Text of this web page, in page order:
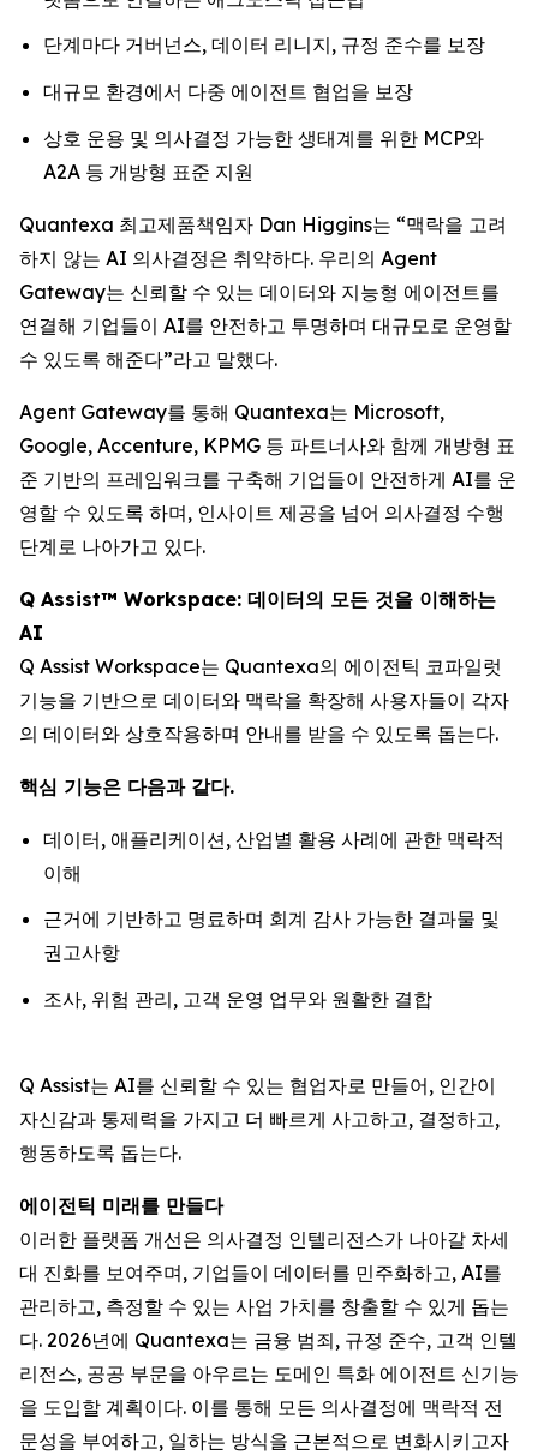
단계마다 거버넌스, 데이터 리니지, 규정 준수를 보장
대규모 환경에서 다중 에이전트 협업을 보장
상호 운용 및 의사결정 가능한 생태계를 위한 MCP와
A2A 등 개방형 표준 지원
Quantexa 최고제품책임자 Dan Higgins는 “맥락을 고려
하지 않는 AI 의사결정은 취약하다. 우리의 Agent
Gateway는 신뢰할 수 있는 데이터와 지능형 에이전트를
연결해 기업들이 AI를 안전하고 투명하며 대규모로 운영할
수 있도록 해준다”라고 말했다.
Agent Gateway를 통해 Quantexa는 Microsoft,
Google, Accenture, KPMG 등 파트너사와 함께 개방형 표
준 기반의 프레임워크를 구축해 기업들이 안전하게 AI를 운
영할 수 있도록 하며, 인사이트 제공을 넘어 의사결정 수행
단계로 나아가고 있다.
Q Assist™ Workspace: 데이터의 모든 것을 이해하는
AI
Q Assist Workspace는 Quantexa의 에이전틱 코파일럿
기능을 기반으로 데이터와 맥락을 확장해 사용자들이 각자
의 데이터와 상호작용하며 안내를 받을 수 있도록 돕는다.
핵심 기능은 다음과 같다.
데이터, 애플리케이션, 산업별 활용 사례에 관한 맥락적
이해
근거에 기반하고 명료하며 회계 감사 가능한 결과물 및
권고사항
조사, 위험 관리, 고객 운영 업무와 원활한 결합
Q Assist는 AI를 신뢰할 수 있는 협업자로 만들어, 인간이
자신감과 통제력을 가지고 더 빠르게 사고하고, 결정하고,
행동하도록 돕는다.
에이전틱 미래를 만들다
이러한 플랫폼 개선은 의사결정 인텔리전스가 나아갈 차세
대 진화를 보여주며, 기업들이 데이터를 민주화하고, AI를
관리하고, 측정할 수 있는 사업 가치를 창출할 수 있게 돕는
다. 2026년에 Quantexa는 금융 범죄, 규정 준수, 고객 인텔
리전스, 공공 부문을 아우르는 도메인 특화 에이전트 신기능
을 도입할 계획이다. 이를 통해 모든 의사결정에 맥락적 전
문성을 부여하고, 일하는 방식을 근본적으로 변화시키고자